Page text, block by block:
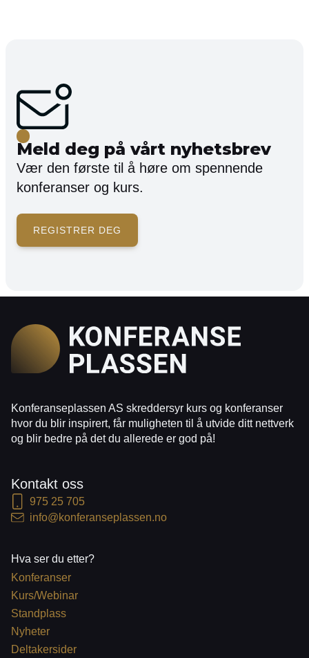
Meld deg på vårt nyhetsbrev
Vær den første til å høre om spennende
konferanser og kurs.
REGISTRER DEG
Konferanseplassen AS skreddersyr kurs og konferanser
hvor du blir inspirert, får muligheten til å utvide ditt nettverk
og blir bedre på det du allerede er god på!
Kontakt oss
975 25 705
info@konferanseplassen.no
Hva ser du etter?
Konferanser
Kurs/Webinar
Standplass
Nyheter
Deltakersider